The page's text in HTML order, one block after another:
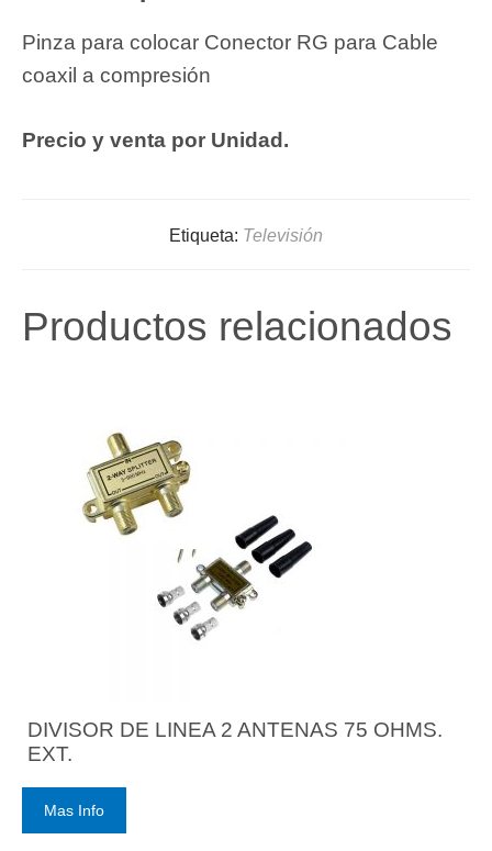
Pinza para colocar Conector RG para Cable
coaxil a compresión
Precio y venta por Unidad.
Etiqueta: Televisión
Productos relacionados
DIVISOR DE LINEA 2 ANTENAS 75 OHMS.
EXT.
Mas Info